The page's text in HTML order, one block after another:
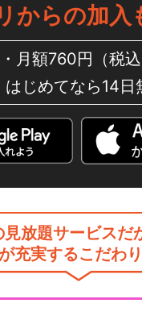
からの加入
月額760円（税込
はじめてなら14日
放題サービスだ
充実するこだわ